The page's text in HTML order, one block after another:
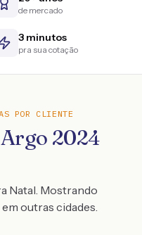
de mercado
3 minutos
pra sua cotação
POR CLIENTE
2024
Natal. Mostrando
outras cidades.